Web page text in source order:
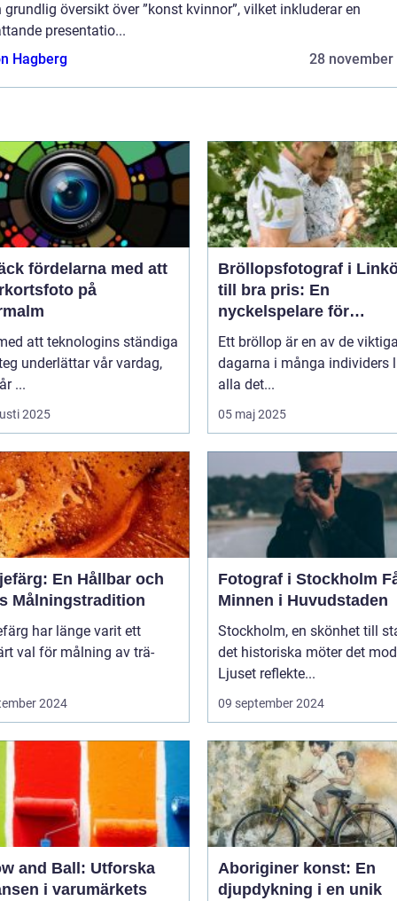
grundlig översikt över ”konst kvinnor”, vilket inkluderar en
presentatio...
Hagberg
28 november
fördelarna med att
på
att teknologins ständiga
underlättar vår vardag,
...
2025
Bröllopsfotograf i
till bra pris: En
nyckelspelare för
oförglömliga minnen
Ett bröllop är en av de
dagarna i många individers
alla det...
05 maj 2025
En Hållbar och
Målningstradition
har länge varit ett
val för målning av trä-
2024
Fotograf i Stockholm Fånga
Minnen i Huvudstaden
Stockholm, en skönhet till
det historiska möter det
Ljuset reflekte...
09 september 2024
and Ball: Utforska
i varumärkets
Aboriginer konst: En
djupdykning i en unik